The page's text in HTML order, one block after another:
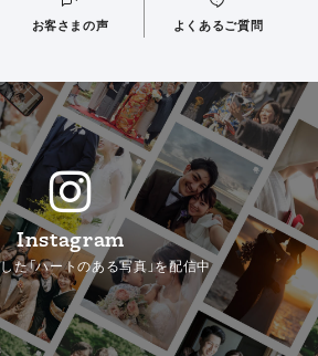
お客さまの声 よくあるご質問
Instagram
た「ハートのある写真」を配信中